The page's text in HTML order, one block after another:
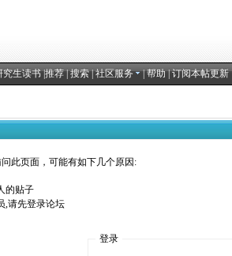
究生读书|推荐|搜索|社区服务 |帮助|订阅本帖更新
此页面，可能有如下几个原因:
的贴子
,请先登录论坛
登录